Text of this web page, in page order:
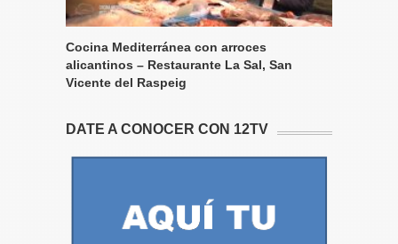
Cocina Mediterránea con arroces
alicantinos – Restaurante La Sal, San
Vicente del Raspeig
DATE A CONOCER CON 12TV